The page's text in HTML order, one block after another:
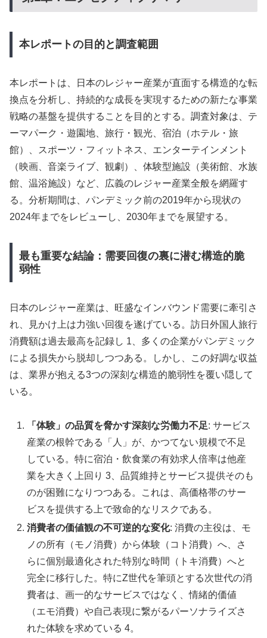
本レポートの目的と調査範囲
本レポートは、日本のレジャー産業が直面する構造的な転
換点を分析し、持続的な成長を実現するための新たな事業
戦略の基盤を提供することを目的とする。調査対象は、テ
ーマパーク・遊園地、旅行・観光、宿泊（ホテル・旅
館）、スポーツ・フィットネス、エンターテインメント
（映画、音楽ライブ、観劇）、体験型施設（美術館、水族
館、温浴施設）など、広義のレジャー産業全般を網羅す
る。分析期間は、パンデミック前の2019年から現状の
2024年までをレビューし、2030年までを展望する。
最も重要な結論：需要回復の裏に潜む構造的脆
弱性
日本のレジャー産業は、旺盛なインバウンド需要に牽引さ
れ、見かけ上は力強い回復を遂げている。訪日外国人旅行
消費額は過去最高を記録し 1、多くの企業がパンデミック
による損失から脱却しつつある。しかし、この好調な収益
は、業界が抱える3つの深刻な構造的脆弱性を覆い隠して
いる。
「体験」の品質を脅かす深刻な労働力不足: サービス
産業の根幹である「人」が、かつてない規模で不足
している。特に宿泊・飲食業の有効求人倍率は他産
業を大きく上回り 3、品質維持とサービス提供そのも
のが困難になりつつある。これは、高価格帯のサー
ビスを提供する上で致命的なリスクである。
消費者の価値観の不可逆的な変化: 消費の主役は、モ
ノの所有（モノ消費）から体験（コト消費）へ、さ
らに個別最適化された特別な時間（トキ消費）へと
完全に移行した。特にZ世代を筆頭とする次世代の消
費者は、画一的なサービスではなく、情緒的価値
（エモ消費）や自己表現に繋がるパーソナライズさ
れた体験を求めている 4。